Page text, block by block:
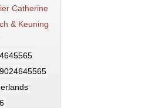
Catherine
& Keuning